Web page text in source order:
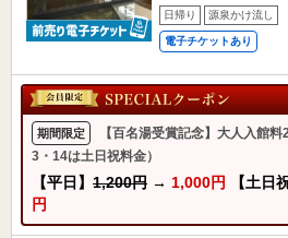
日帰り 源泉かけ流し
電子チケットあり
期間限定
【百名湯受賞記念】大人入館
3・14は土日祝料金）
【平日】 1,200円 → 1,000円 【土日
円